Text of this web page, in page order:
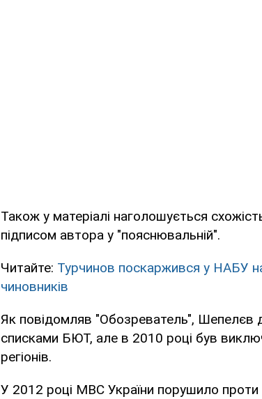
Також у матеріалі наголошується
підписом автора у "пояснювальній".
Читайте: Турчинов поскаржився у НАБУ
чиновників
Як повідомляв "Обозреватель", Шепелєв
списками БЮТ, але в 2010 році був
регіонів.
У 2012 році МВС України порушило